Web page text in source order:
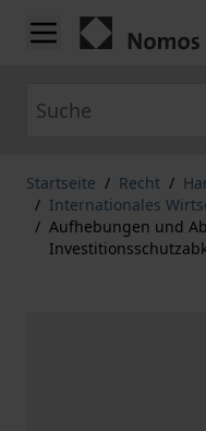
Zum Inhalt springen
Startseite / Recht /
/ Internationales
/ Aufhebungen und